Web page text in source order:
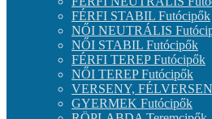
FÉRFI STABIL Futócipők
NŐI NEUTRÁLIS
NŐI STABIL Futócipők
FÉRFI TEREP Futócipők
NŐI TEREP Futócipők
VERSENY,
GYERMEK Futócipők